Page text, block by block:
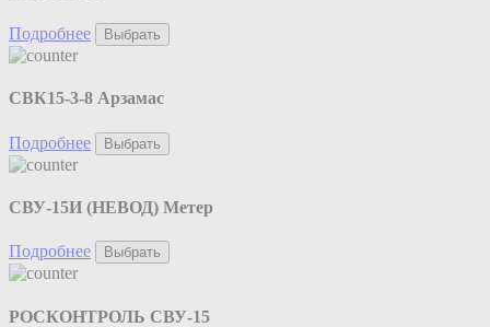
Подробнее Выбрать
СВК15-3-8 Арзамас
Подробнее Выбрать
СВУ-15И (НЕВОД) Метер
Подробнее Выбрать
РОСКОНТРОЛЬ СВУ-15